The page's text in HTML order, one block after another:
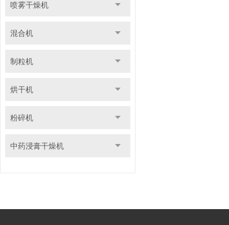
喷雾干燥机
混合机
制粒机
烘干机
粉碎机
中药浸膏干燥机